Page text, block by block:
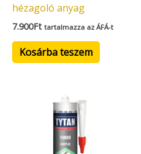
hézagoló anyag
7.900Ft tartalmazza az ÁFÁ-t
Kosárba teszem